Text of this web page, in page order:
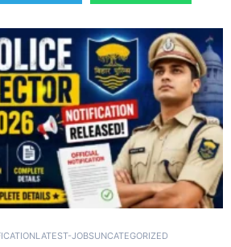
LATEST-JOBSUNCATEGORIZED